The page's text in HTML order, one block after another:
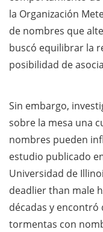
la Organización
de nombres que
buscó equilibrar la
posibilidad de
Sin embargo,
sobre la mesa una
nombres pueden
estudio publicado
Universidad de
deadlier than male
décadas y encontró
tormentas con